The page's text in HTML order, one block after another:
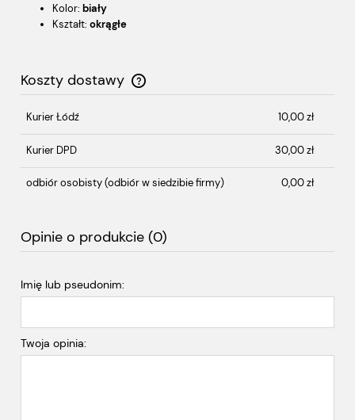
Kolor: biały
Kształt: okrągłe
Koszty dostawy
Cena nie zawiera ewentualnych kosztów płatności
Kurier Łódź 10,00 zł
Kurier DPD 30,00 zł
odbiór osobisty(odbiór w siedzibie firmy) 0,00 zł
Opinie o produkcie (0)
Imię lub pseudonim:
Twoja opinia: